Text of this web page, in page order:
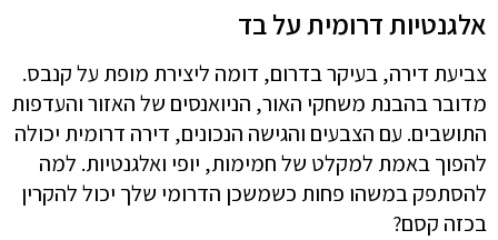
אלגנטיות דרומית על בד
צביעת דירה, בעיקר בדרום, דומה ליצירת מופת על קנבס.
מדובר בהבנת משחקי האור, הניואנסים של האזור והעדפות
התושבים. עם הצבעים והגישה הנכונים, דירה דרומית יכולה
להפוך באמת למקלט של חמימות, יופי ואלגנטיות. למה
להסתפק במשהו פחות כשמשכן הדרומי שלך יכול להקרין
בכזה קסם?